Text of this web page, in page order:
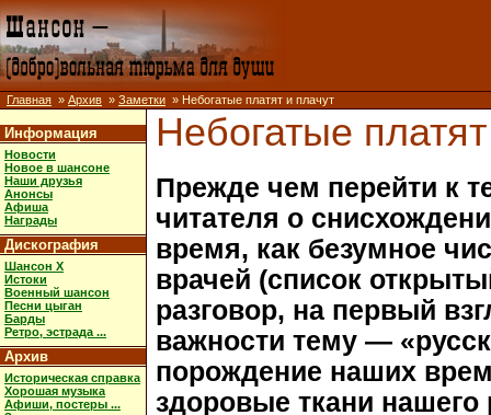
Главная » Архив » Заметки » Небогатые платят и плачут
Информация
Новости
Новое в шансоне
Наши друзья
Анонсы
Афиша
Награды
Дискография
Шансон X
Истоки
Военный шансон
Песни цыган
Барды
Ретро, эстрада ...
Архив
Историческая справка
Хорошая музыка
Афиши, постеры ...
Небогатые
Прежде чем перейти к
читателя о
время, как безумное
врачей (список
разговор, на первый
важности тему —
порождение наших
здоровые ткани